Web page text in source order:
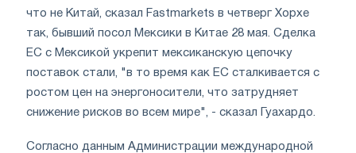
что не Китай, сказал Fastmarkets в четверг Хорхе
так, бывший посол Мексики в Китае 28 мая. Сделка
ЕС с Мексикой укрепит мексиканскую цепочку
поставок стали, "в то время как ЕС сталкивается с
ростом цен на энергоносители, что затрудняет
снижение рисков во всем мире", - сказал Гуахардо.
Согласно данным Администрации международной